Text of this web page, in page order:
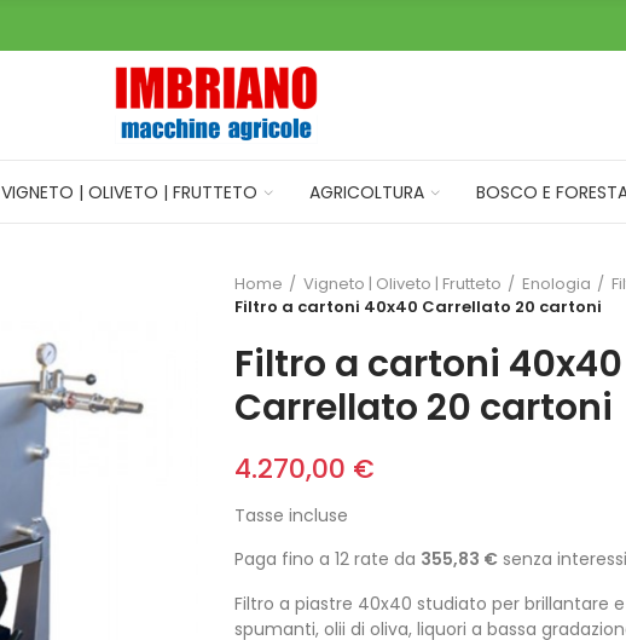
VIGNETO | OLIVETO | FRUTTETO AGRICOLTURA BOSCO E
Home Vigneto | Oliveto | Frutteto Enologia
Filtro a cartoni 40x40 Carrellato 20 cartoni
Filtro a cartoni 40x40
Carrellato 20 cartoni
4.270,00 €
Tasse incluse
Paga fino a 12 rate da 355,83 € senza interessi
Filtro a piastre 40x40 studiato per brillantare
spumanti, olii di oliva, liquori a bassa